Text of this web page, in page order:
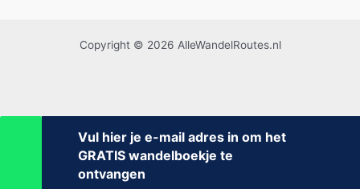
Copyright © 2026 AlleWandelRoutes.nl
Vul hier je e-mail adres in om het
GRATIS wandelboekje te
ontvangen